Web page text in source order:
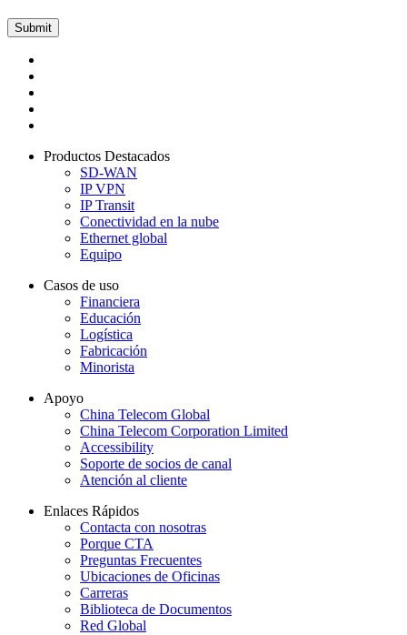
Productos Destacados
SD-WAN
IP VPN
IP Transit
Conectividad en la nube
Ethernet global
Equipo
Casos de uso
Financiera
Educación
Logística
Fabricación
Minorista
Apoyo
China Telecom Global
China Telecom Corporation Limited
Accessibility
Soporte de socios de canal
Atención al cliente
Enlaces Rápidos
Contacta con nosotras
Porque CTA
Preguntas Frecuentes
Ubicaciones de Oficinas
Carreras
Biblioteca de Documentos
Red Global